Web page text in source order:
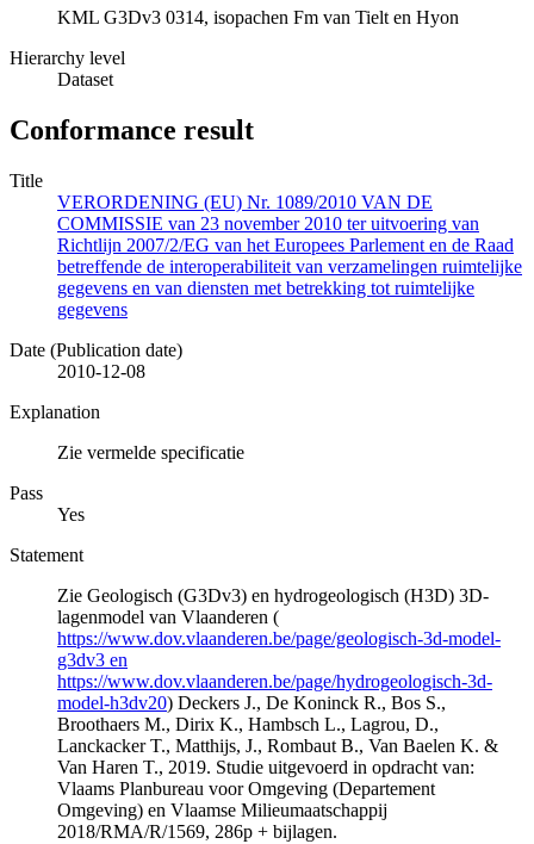
KML G3Dv3 0314, isopachen Fm van Tielt en Hyon
Hierarchy level
Dataset
Conformance result
Title
VERORDENING (EU) Nr. 1089/2010 VAN DE
COMMISSIE van 23 november 2010 ter uitvoering van
Richtlijn 2007/2/EG van het Europees Parlement en de Raad
betreffende de interoperabiliteit van verzamelingen ruimtelijke
gegevens en van diensten met betrekking tot ruimtelijke
gegevens
Date (Publication date)
2010-12-08
Explanation
Zie vermelde specificatie
Pass
Yes
Statement
Zie Geologisch (G3Dv3) en hydrogeologisch (H3D) 3D-
lagenmodel van Vlaanderen (
https://www.dov.vlaanderen.be/page/geologisch-3d-model-
g3dv3 en
https://www.dov.vlaanderen.be/page/hydrogeologisch-3d-
model-h3dv20) Deckers J., De Koninck R., Bos S.,
Broothaers M., Dirix K., Hambsch L., Lagrou, D.,
Lanckacker T., Matthijs, J., Rombaut B., Van Baelen K. &
Van Haren T., 2019. Studie uitgevoerd in opdracht van:
Vlaams Planbureau voor Omgeving (Departement
Omgeving) en Vlaamse Milieumaatschappij
2018/RMA/R/1569, 286p + bijlagen.